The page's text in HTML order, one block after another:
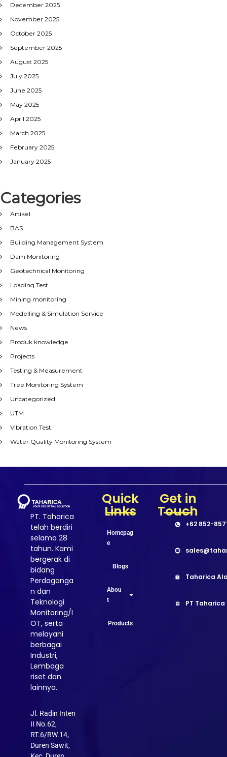
December 2025
November 2025
October 2025
September 2025
August 2025
July 2025
June 2025
May 2025
April 2025
March 2025
February 2025
January 2025
Categories
Artikel
BAS
Building Management System
Dam Monitoring
Geotechnical Monitoring
Loading Test
Mining monitoring
Modelling & Simulation Service
News
Produk knowledge
Projects
Testing & Measurement
Tree Monitoring System
Uncategorized
UTM
Vibration Test
Water Quality Monitoring System
PT. Taharica
telah berdiri
selama 28
tahun. Kami
bergerak di
bidang
Perdaganga
n dan
Teknologi
Monitoring/I
OT, serta
melayani
berbagai
Industri,
Lembaga
riset dan
lainnya.
Jl. Radin Inten
II No.62,
RT.6/RW.14,
Duren Sawit,
Quick
Links
Homepag
e
Blogs
Abou
t
Products
Get in
Touch
+62 852-
Taharica
PT Taharica